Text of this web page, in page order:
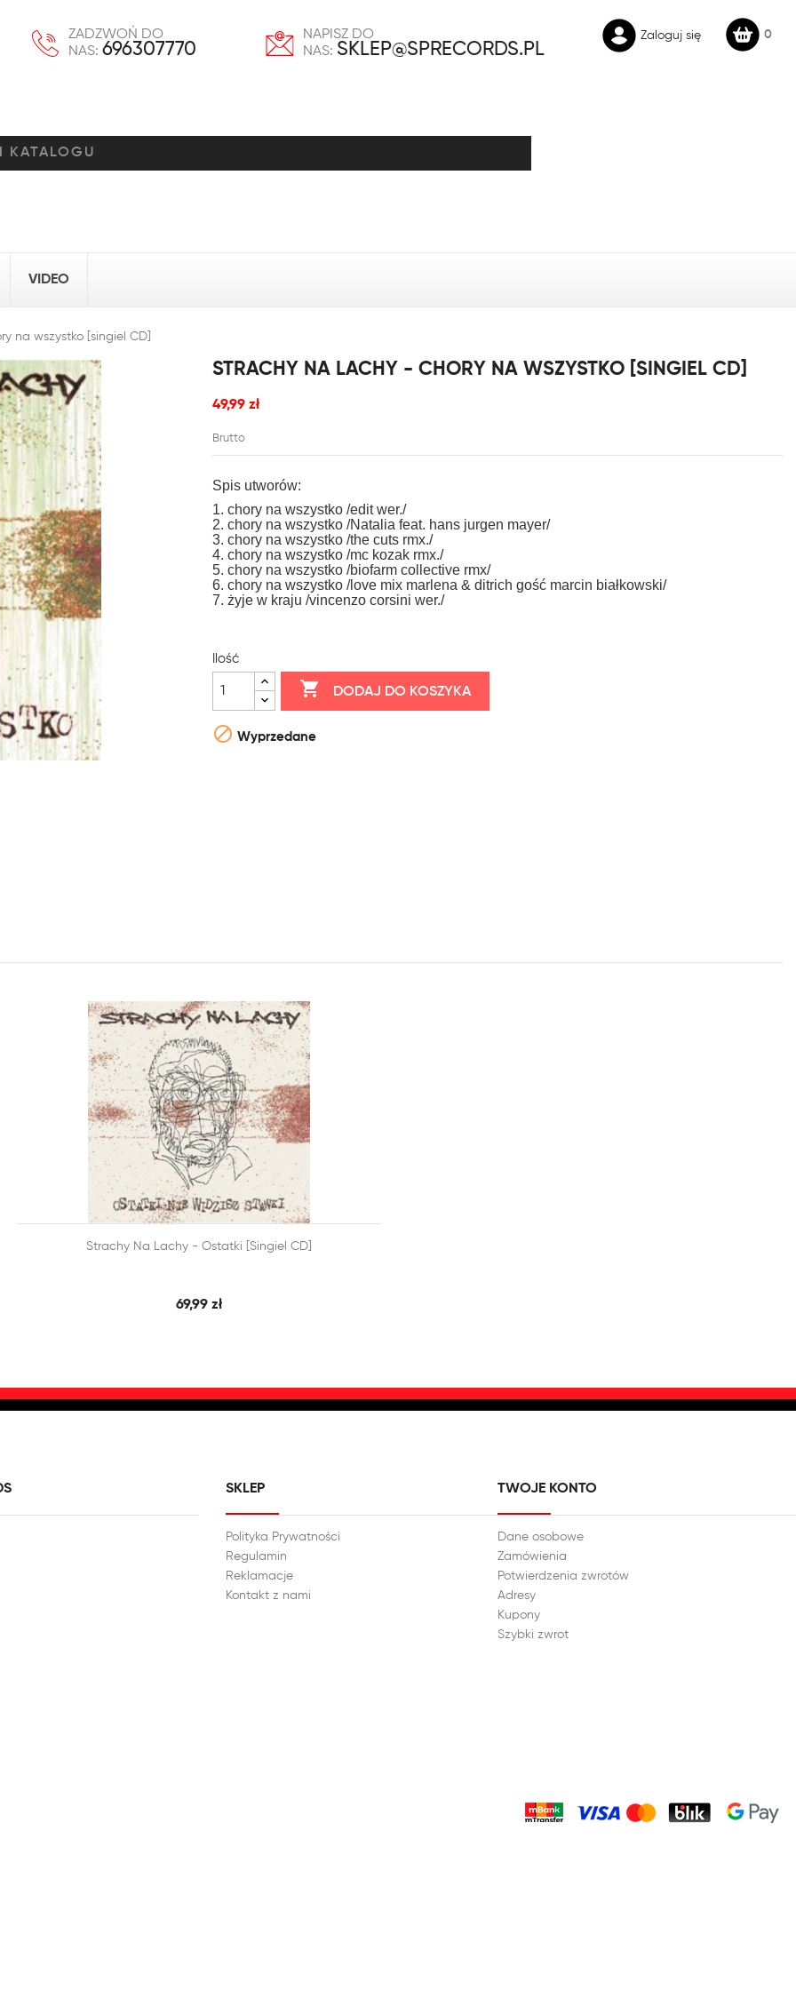
ZADZWOŃ DO
NAS: 696307770
NAPISZ DO
NAS: SKLEP@SPRECORDS.PL
Zaloguj się 0
VIDEO
na wszystko [singiel CD]
STRACHY NA LACHY - CHORY NA WSZYSTKO [SINGIEL CD]
49,99 zł
Brutto
Spis utworów:
1. chory na wszystko /edit wer./
2. chory na wszystko /Natalia feat. hans jurgen mayer/
3. chory na wszystko /the cuts rmx./
4. chory na wszystko /mc kozak rmx./
5. chory na wszystko /biofarm collective rmx/
6. chory na wszystko /love mix marlena & ditrich gość marcin białkowski/
7. żyje w kraju /vincenzo corsini wer./
Ilość
 DODAJ DO KOSZYKA
 Wyprzedane
DODAJ DO KOSZYKA SZYBKI PODGLĄD
Strachy Na Lachy - Ostatki [singiel CD]
69,99 zł
SKLEP
Polityka Prywatności
Regulamin
Reklamacje
Kontakt z nami
TWOJE KONTO
Dane osobowe
Zamówienia
Potwierdzenia zwrotów
Adresy
Kupony
Szybki zwrot